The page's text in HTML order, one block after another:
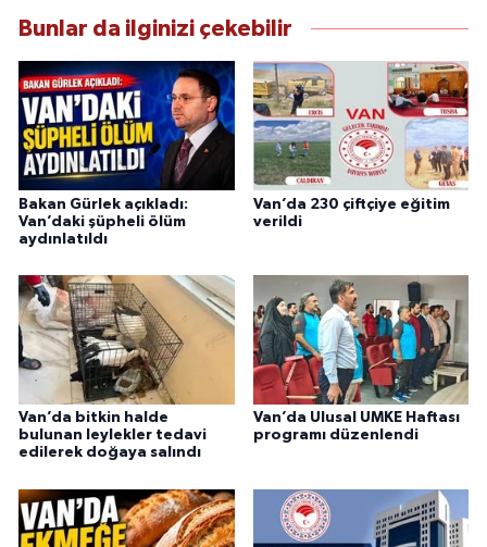
bilgilendirmektedir.
Bunlar da ilginizi çekebilir
Bakan Gürlek açıkladı:
Van’daki şüpheli ölüm
aydınlatıldı
Van’da 230 çiftçiye eğitim
verildi
Van’da bitkin halde
bulunan leylekler tedavi
edilerek doğaya salındı
Van’da Ulusal UMKE Haftası
programı düzenlendi